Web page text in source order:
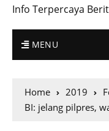
Info Terpercaya
MENU
Home 2019
BI: jelang pilpres,